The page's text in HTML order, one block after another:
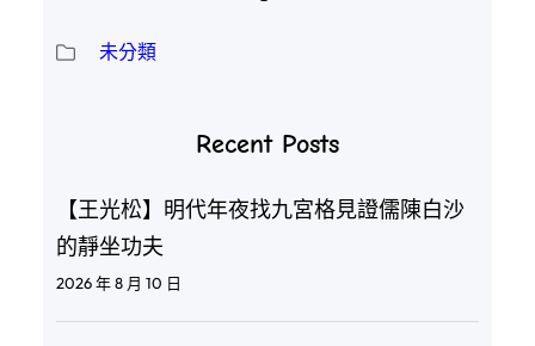
未分類
Recent Posts
【王光松】明代年夜找九宮格見證儒陳白沙
的靜坐功夫
2026 年 8 月 10 日